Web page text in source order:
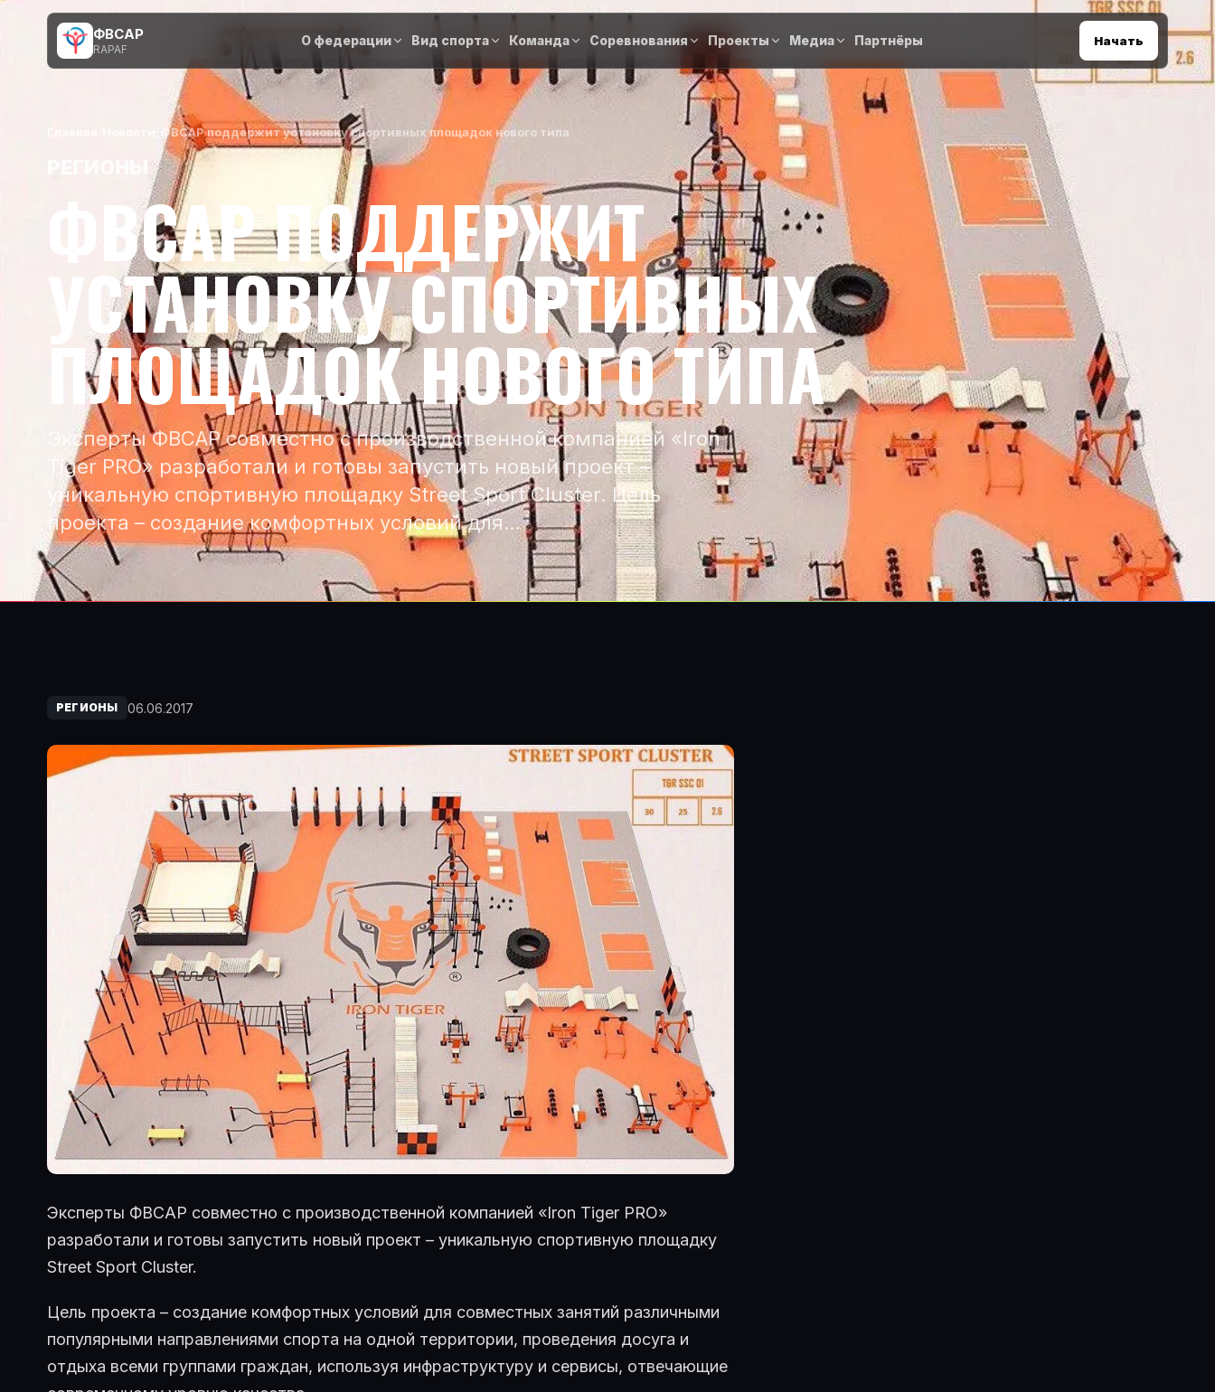
ФВСАР
RAPAF
О федерации Вид спорта Команда Соревнования Проекты Медиа Партнёры Начать
ФВСАР поддержит установку спортивных площадок нового типа
ФВСАР ПОДДЕРЖИТ
УСТАНОВКУ СПОРТИВНЫХ
ПЛОЩАДОК НОВОГО ТИПА
Эксперты ФВСАР совместно с производственной компанией «Iron
Tiger PRO» разработали и готовы запустить новый проект –
уникальную спортивную площадку Street Sport Cluster. Цель
проекта – создание комфортных условий для…
РЕГИОНЫ 06.06.2017
Эксперты ФВСАР совместно с производственной компанией «Iron Tiger PRO»
разработали и готовы запустить новый проект – уникальную спортивную площадку
Street Sport Cluster.
Цель проекта – создание комфортных условий для совместных занятий различными
популярными направлениями спорта на одной территории, проведения досуга и
отдыха всеми группами граждан, используя инфраструктуру и сервисы, отвечающие